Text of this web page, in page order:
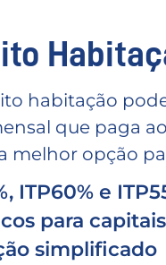
habitação
que paga
melhor opção
ITP60% e
para
simplificado